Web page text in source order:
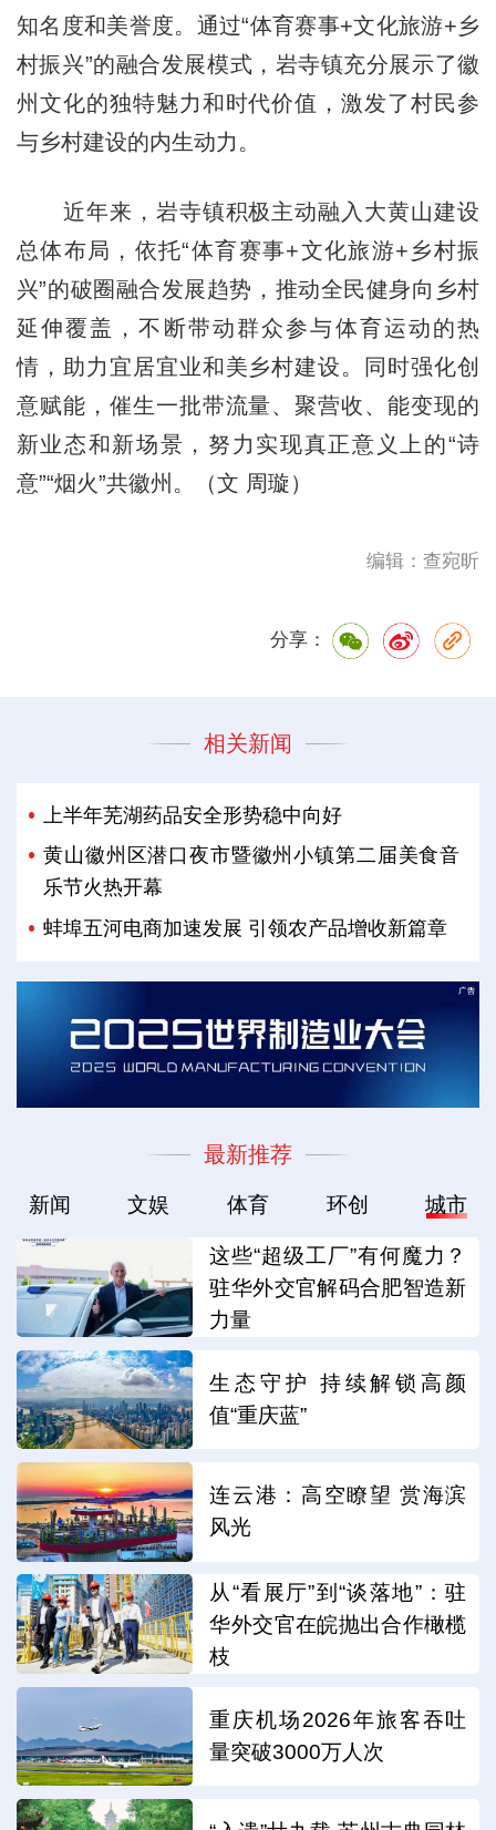
知名度和美誉度。通过“体育赛事+文化旅游+乡
村振兴”的融合发展模式，岩寺镇充分展示了徽
州文化的独特魅力和时代价值，激发了村民参
与乡村建设的内生动力。
近年来，岩寺镇积极主动融入大黄山建设
总体布局，依托“体育赛事+文化旅游+乡村振
兴”的破圈融合发展趋势，推动全民健身向乡村
延伸覆盖，不断带动群众参与体育运动的热
情，助力宜居宜业和美乡村建设。同时强化创
意赋能，催生一批带流量、聚营收、能变现的
新业态和新场景，努力实现真正意义上的“诗
意”“烟火”共徽州。（文 周璇）
编辑：查宛昕
分享：
相关新闻
上半年芜湖药品安全形势稳中向好
黄山徽州区潜口夜市暨徽州小镇第二届美食音
乐节火热开幕
蚌埠五河电商加速发展 引领农产品增收新篇章
最新推荐
新闻 文娱 体育 环创 城市
这些“超级工厂”有何魔力？
驻华外交官解码合肥智造新
力量
生态守护 持续解锁高颜
值“重庆蓝”
连云港：高空瞭望 赏海滨
风光
从“看展厅”到“谈落地”：驻
华外交官在皖抛出合作橄榄
枝
重庆机场2026年旅客吞吐
量突破3000万人次